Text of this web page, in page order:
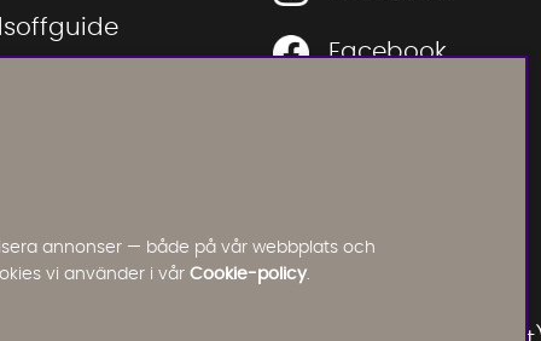
annonser — både på vår webbplats och
vi använder i vårCookie-policy.
rätt säng
Facebook
Youtube
Starta chatten